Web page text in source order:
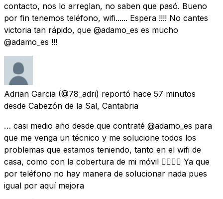
contacto, nos lo arreglan, no saben que pasó. Bueno
por fin tenemos teléfono, wifi...... Espera !!!! No cantes
victoria tan rápido, que @adamo_es es mucho
@adamo_es !!!
Adrian Garcia (@78_adri) reportó hace 57 minutos
desde Cabezón de la Sal, Cantabria
… casi medio año desde que contraté @adamo_es para
que me venga un técnico y me solucione todos los
problemas que estamos teniendo, tanto en el wifi de
casa, como con la cobertura de mi móvil 😮‍💨😮‍💨 Ya que
por teléfono no hay manera de solucionar nada pues
igual por aquí mejora